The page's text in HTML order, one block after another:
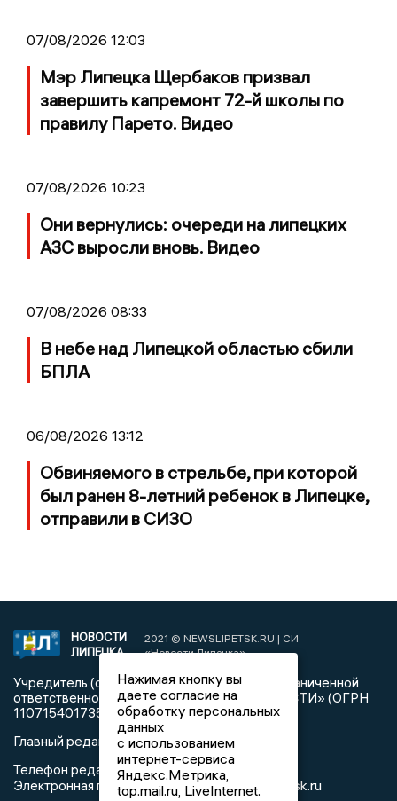
07/08/2026 12:03
Мэр Липецка Щербаков призвал
завершить капремонт 72-й школы по
правилу Парето. Видео
07/08/2026 10:23
Они вернулись: очереди на липецких
АЗС выросли вновь. Видео
07/08/2026 08:33
В небе над Липецкой областью сбили
БПЛА
06/08/2026 13:12
Обвиняемого в стрельбе, при которой
был ранен 8-летний ребенок в Липецке,
отправили в СИЗО
НОВОСТИ
ЛИПЕЦКА
2021 © NEWSLIPETSK.RU | СИ
«Новости Липецка»
Учредитель (соучредители): Общество с ограниченной
ответственностью «РЕГИОНАЛЬНЫЕ НОВОСТИ» (ОГРН
1107154017354)
Главный редактор: Герцог Е.Г.
Телефон редакции: +7 903 699 9427
Электронная почта редакции:info@newslipetsk.ru
Нажимая кнопку вы
даете согласие на
обработку персональных
данных
с использованием
интернет-сервиса
Яндекс.Метрика,
top.mail.ru, LiveInternet.